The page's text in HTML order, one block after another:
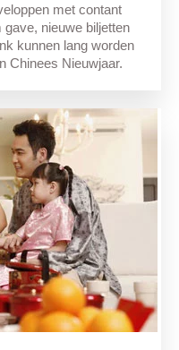
met contant
nieuwe biljetten
kunnen lang worden
Chinees Nieuwjaar.